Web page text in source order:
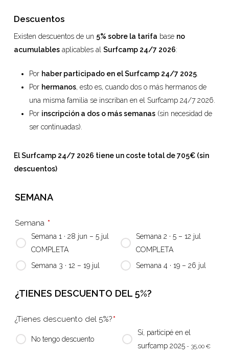
Descuentos
Existen descuentos de un 5% sobre la tarifa base no
acumulablesaplicables al Surfcamp 24/7 2026:
Por haber participado en el Surfcamp 24/7 2025.
Por hermanos, esto es, cuando dos o más hermanos de
una misma familia se inscriban en el Surfcamp 24/7 2026.
Por inscripción a dos o más semanas(sin necesidad de
ser continuadas).
El Surfcamp 24/7 2026 tiene un coste total de 705€ (sin
descuentos)
SEMANA
Semana *
Semana 1 · 28 jun – 5 jul
COMPLETA
Semana 2 · 5 – 12 jul
COMPLETA
Semana 3 · 12 – 19 jul
Semana 4 · 19 – 26 jul
¿TIENES DESCUENTO DEL 5%?
¿Tienes descuento del 5%?*
No tengo descuento
Sí, participé en el
surfcamp 2025 - 35,00 €